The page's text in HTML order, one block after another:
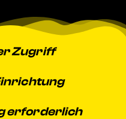
Zugriff
erforderlich